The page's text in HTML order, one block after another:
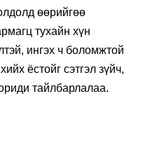
өөрийгөө
тухайн хүн
ингэх ч боломжтой
ёстойг сэтгэл зүйч,
тайлбарлалаа.